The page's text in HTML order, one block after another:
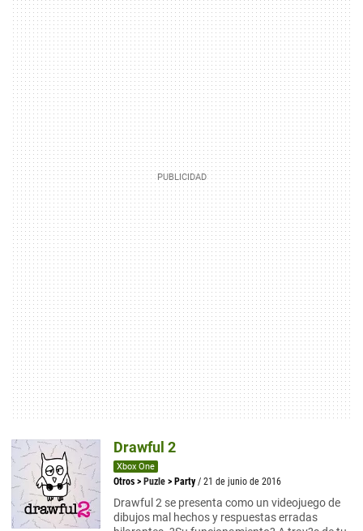
Drawful 2
Xbox One
Otros > Puzle > Party / 21 de junio de 2016
Drawful 2 se presenta como un videojuego de
dibujos mal hechos y respuestas erradas